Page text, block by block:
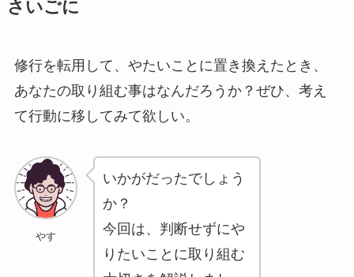
さいごに
修行を転用して、やたいことに置き換えたとき、
あなたの取り組む事はなんだろうか？ぜひ、考え
て行動に移してみて欲しい。
やす
いかがだったでしょう
か？
今回は、判断せずにや
りたいことに取り組む